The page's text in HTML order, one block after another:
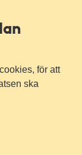
för att
ska